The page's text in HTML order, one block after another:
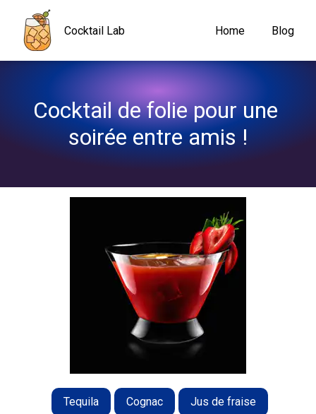
Cocktail Lab Home Blog
Cocktail de folie pour une
soirée entre amis !
Tequila Cognac Jus de fraise
Navigated to Cocktail de folie pour une soirée entre amis !